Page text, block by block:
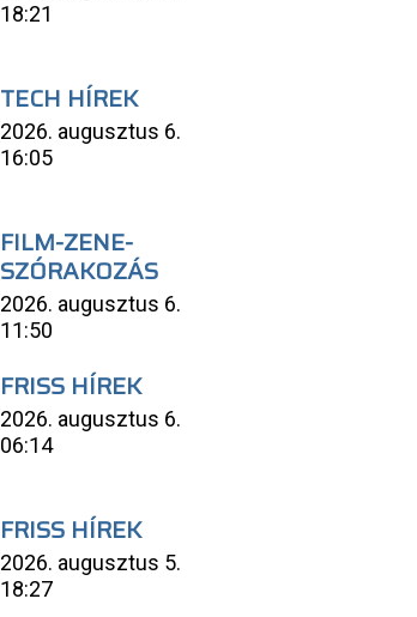
18:21
TECH HÍREK
2026. augusztus 6.
16:05
FILM-ZENE-
SZÓRAKOZÁS
2026. augusztus 6.
11:50
FRISS HÍREK
2026. augusztus 6.
06:14
FRISS HÍREK
2026. augusztus 5.
18:27